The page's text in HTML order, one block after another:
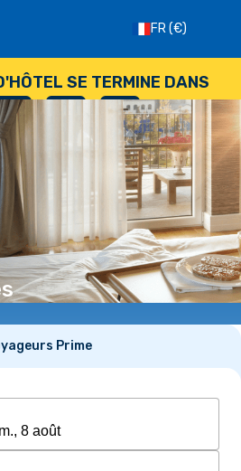
FR(€)
SE TERMINE DANS
--
HEURES
: --
SECONDES
Prime